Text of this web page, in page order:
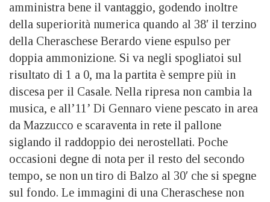
amministra bene il vantaggio, godendo inoltre
della superiorità numerica quando al 38′ il terzino
della Cheraschese Berardo viene espulso per
doppia ammonizione. Si va negli spogliatoi sul
risultato di 1 a 0, ma la partita è sempre più in
discesa per il Casale. Nella ripresa non cambia la
musica, e all’11’ Di Gennaro viene pescato in area
da Mazzucco e scaraventa in rete il pallone
siglando il raddoppio dei nerostellati. Poche
occasioni degne di nota per il resto del secondo
tempo, se non un tiro di Balzo al 30′ che si spegne
sul fondo. Le immagini di una Cheraschese non